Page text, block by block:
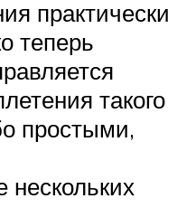
практически
теперь
такого
простыми,
нескольких